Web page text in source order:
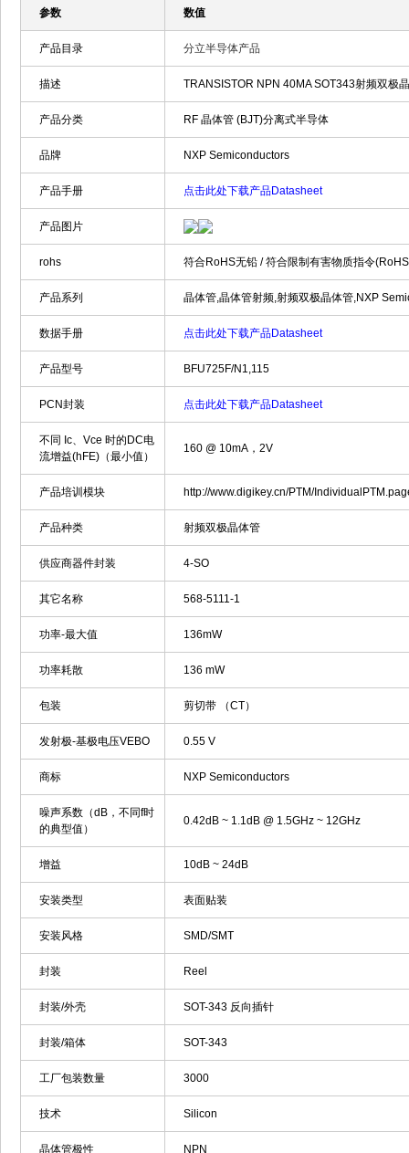
参数 数值
产品目录 分立半导体产品
描述 TRANSISTOR NPN 40MA SOT343射频双极
产品分类 RF 晶体管 (BJT)分离式半导体
品牌 NXP Semiconductors
产品手册 点击此处下载产品Datasheet
产品图片
rohs 符合RoHS无铅 / 符合限制有害物质指令
产品系列 晶体管,晶体管射频,射频双极晶体管,NXP
数据手册 点击此处下载产品Datasheet
产品型号 BFU725F/N1,115
PCN封装 点击此处下载产品Datasheet
不同 Ic、Vce 时的DC电
流增益(hFE)（最小值）
160 @ 10mA，2V
产品培训模块 http://www.digikey.cn/PTM/
产品种类 射频双极晶体管
供应商器件封装 4-SO
其它名称 568-5111-1
功率-最大值 136mW
功率耗散 136 mW
包装 剪切带 （CT）
发射极-基极电压VEBO 0.55 V
商标 NXP Semiconductors
噪声系数（dB，不同f时
的典型值）
0.42dB ~ 1.1dB @ 1.5GHz ~ 12GHz
增益 10dB ~ 24dB
安装类型 表面贴装
安装风格 SMD/SMT
封装 Reel
封装/外壳 SOT-343 反向插针
封装/箱体 SOT-343
工厂包装数量 3000
技术 Silicon
晶体管极性 NPN